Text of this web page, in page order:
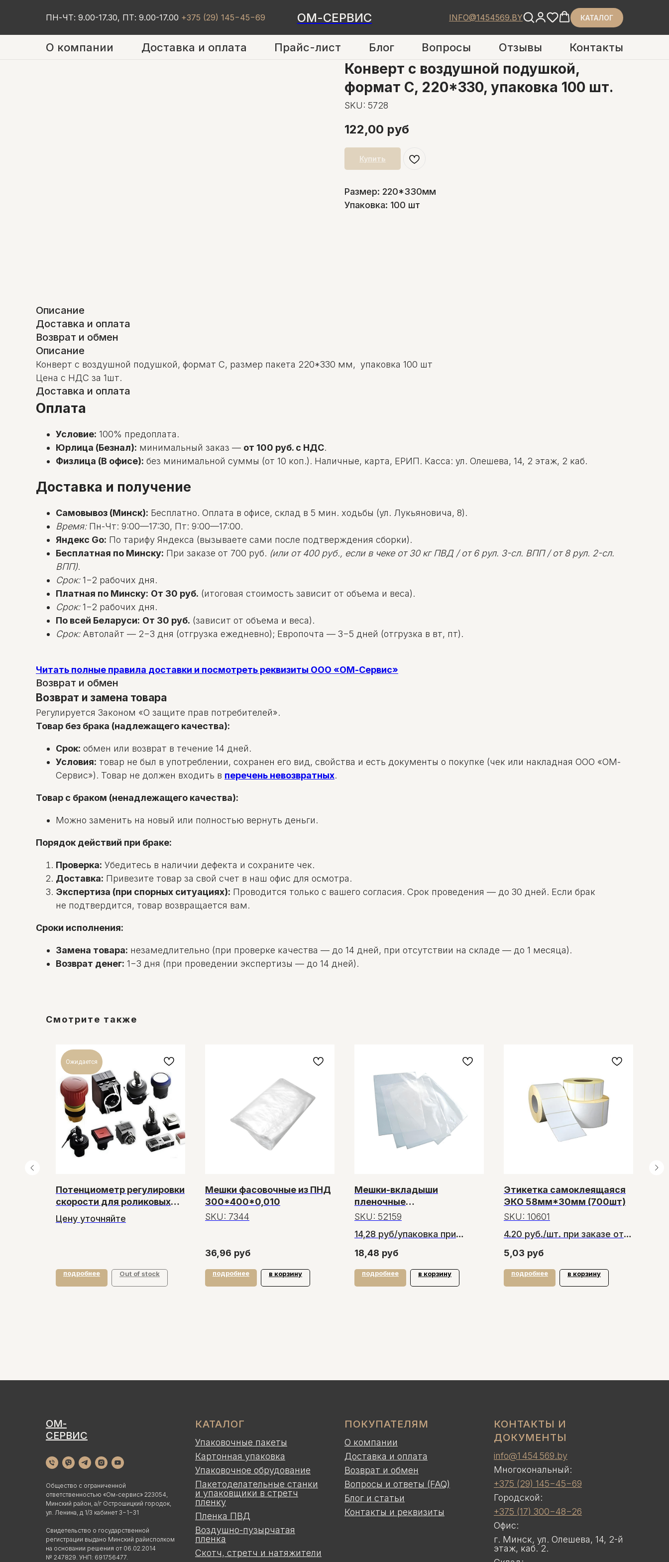
ПН-ЧТ: 9.00-17.30, ПТ: 9.00-17.00 +375 (29) 145−45−69 ОМ-СЕРВИС INFO@1454569.BY КАТАЛОГ
О компании Доставка и оплата Прайс-лист Блог Вопросы Отзывы Контакты
Конверт с воздушной подушкой,
формат C, 220*330, упаковка 100 шт.
SKU: 5728
122,00 руб
Купить
Размер: 220*330мм
Упаковка: 100 шт
Описание
Доставка и оплата
Возврат и обмен
Описание
Конверт с воздушной подушкой, формат C, размер пакета 220*330 мм, упаковка 100 шт
Цена с НДС за 1шт.
Доставка и оплата
Оплата
Условие: 100% предоплата.
Юрлица (Безнал): минимальный заказ — от 100 руб. с НДС.
Физлица (В офисе): без минимальной суммы (от 10 коп.). Наличные, карта, ЕРИП. Касса: ул. Олешева, 14, 2 этаж, 2 каб.
Доставка и получение
Самовывоз (Минск): Бесплатно. Оплата в офисе, склад в 5 мин. ходьбы (ул. Лукьяновича, 8).
Время:Пн-Чт: 9:00—17:30, Пт: 9:00—17:00.
Яндекс Go: По тарифу Яндекса (вызываете сами после подтверждения сборки).
Бесплатная по Минску: При заказе от 700 руб. (или от 400 руб., если в чеке от 30 кг ПВД / от 6 рул. 3-сл. ВПП / от 8 рул. 2-сл.
ВПП).
Срок:1−2 рабочих дня.
Платная по Минску: От 30 руб. (итоговая стоимость зависит от объема и веса).
Срок:1−2 рабочих дня.
По всей Беларуси: От 30 руб. (зависит от объема и веса).
Срок:Автолайт — 2−3 дня (отгрузка ежедневно); Европочта — 3−5 дней (отгрузка в вт, пт).
Читать полные правила доставки и посмотреть реквизиты ООО «ОМ-Сервис»
Возврат и обмен
Возврат и замена товара
Регулируется Законом «О защите прав потребителей».
Товар без брака (надлежащего качества):
Срок: обмен или возврат в течение 14 дней.
Условия: товар не был в употреблении, сохранен его вид, свойства и есть документы о покупке (чек или накладная ООО «ОМ-
Сервис»). Товар не должен входить в перечень невозвратных.
Товар с браком (ненадлежащего качества):
Можно заменить на новый или полностью вернуть деньги.
Порядок действий при браке:
Проверка: Убедитесь в наличии дефекта и сохраните чек.
Доставка: Привезите товар за свой счет в наш офис для осмотра.
Экспертиза (при спорных ситуациях): Проводится только с вашего согласия. Срок проведения — до 30 дней. Если брак
не подтвердится, товар возвращается вам.
Сроки исполнения:
Замена товара: незамедлительно (при проверке качества — до 14 дней, при отсутствии на складе — до 1 месяца).
Возврат денег: 1−3 дня (при проведении экспертизы — до 14 дней).
Смотрите также
Ожидается
Потенциометр регулировки
скорости для роликовых
запайщиков
Цену уточняйте
подробнее Out of stock
Мешки фасовочные из ПНД
300*400*0,010
SKU: 7344
36,96 руб
подробнее в корзину
Мешки-вкладыши
пленочные
180*350*80мкм
SKU: 52159
14,28 руб/упаковка при
заказе от 75 упаковок
18,48 руб
подробнее в корзину
Этикетка самоклеящаяся
ЭКО 58мм*30мм (700шт)
SKU: 10601
4.20 руб./шт. при заказе от
20 шт.
5,03 руб
подробнее в корзину
ОМ-
СЕРВИС
Общество с ограниченной
ответственностью «Ом-сервис» 223054,
Минский район, а/г Острошицкий городок,
ул. Ленина, д 1/3 кабинет 3−1−31
Свидетельство о государственной
регистрации выдано Минский райисполком
на основании решения от 06.02.2014
№ 247829. УНП: 691756477.
КАТАЛОГ
Упаковочные пакеты
Картонная упаковка
Упаковочное обрудование
Пакетоделательные станки
и упаковщики в стретч
пленку
Пленка ПВД
Воздушно-пузырчатая
пленка
Скотч, стретч и натяжители
ПОКУПАТЕЛЯМ
О компании
Доставка и оплата
Возврат и обмен
Вопросы и ответы (FAQ)
Блог и статьи
Контакты и реквизиты
КОНТАКТЫ И
ДОКУМЕНТЫ
info@1 454 569.by
Многокональный:
+375 (29) 145−45−69
Городской:
+375 (17) 300−48−26
Офис:
г. Минск, ул. Олешева, 14, 2-й
этаж, каб. 2.